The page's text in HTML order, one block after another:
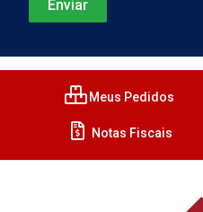
Meus Pedidos
Notas Fiscais